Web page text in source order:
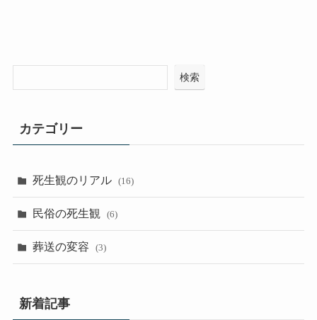
検索
カテゴリー
死生観のリアル (16)
民俗の死生観 (6)
葬送の変容 (3)
新着記事